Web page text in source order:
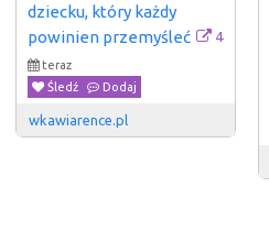
dziecku, który każdy
powinien przemyśleć
4
teraz
Śledź
Dodaj
wkawiarence.pl